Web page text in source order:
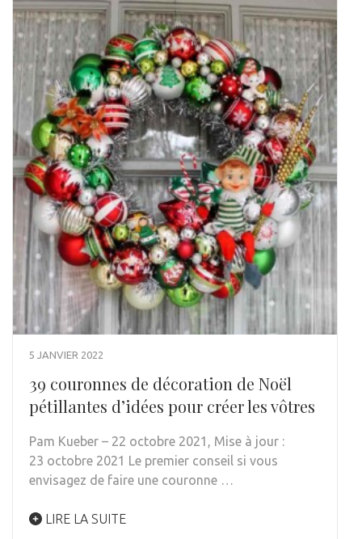
5 JANVIER 2022
39 couronnes de décoration de Noël
pétillantes d’idées pour créer les vôtres
Pam Kueber – 22 octobre 2021, Mise à jour :
23 octobre 2021 Le premier conseil si vous
envisagez de faire une couronne …
LIRE LA SUITE